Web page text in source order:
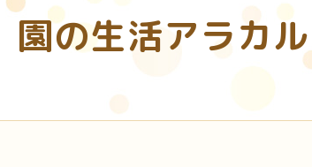
園の生活アラカ